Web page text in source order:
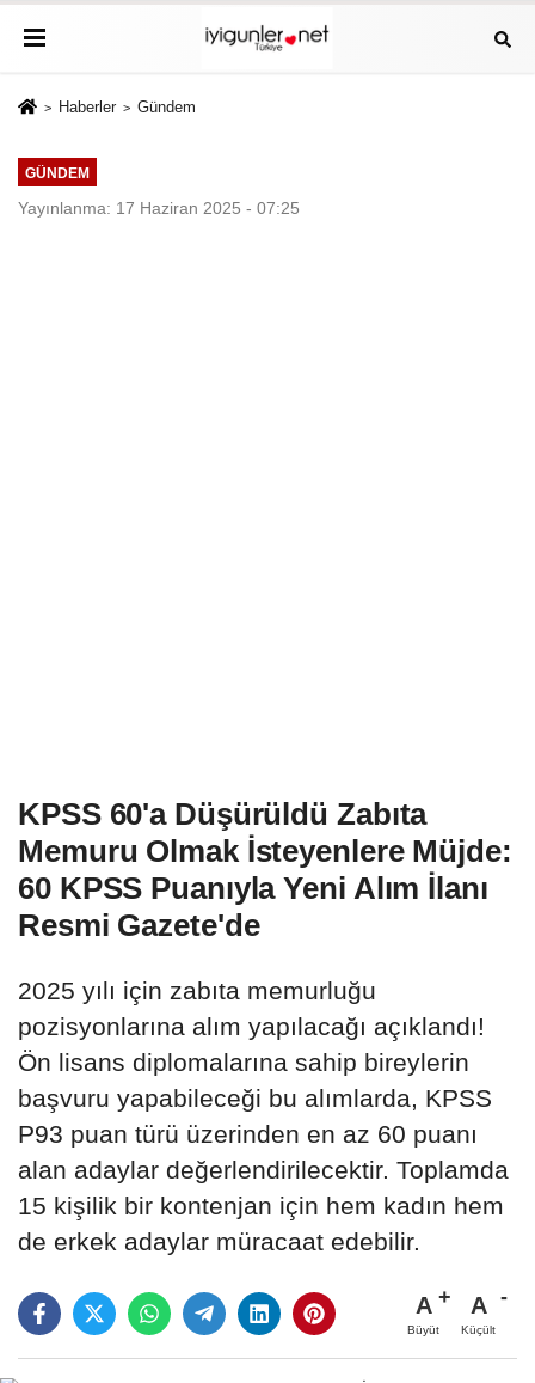
Haberler Gündem
GÜNDEM
Yayınlanma: 17 Haziran 2025 - 07:25
KPSS 60'a Düşürüldü Zabıta
Memuru Olmak İsteyenlere Müjde:
60 KPSS Puanıyla Yeni Alım İlanı
Resmi Gazete'de
2025 yılı için zabıta memurluğu
pozisyonlarına alım yapılacağı açıklandı!
Ön lisans diplomalarına sahip bireylerin
başvuru yapabileceği bu alımlarda, KPSS
P93 puan türü üzerinden en az 60 puanı
alan adaylar değerlendirilecektir. Toplamda
15 kişilik bir kontenjan için hem kadın hem
de erkek adaylar müracaat edebilir.
A
Büyüt
A
Küçült